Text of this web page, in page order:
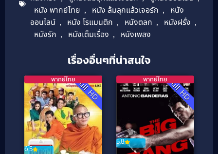
หนัง พากย์ไทย , หนัง ล้มลุกแล้วเจอรัก ,
หนัง
ออนไลน์ , หนัง โรแมนติก , หนังตลก , หนังฝรั่ง ,
หนังรัก , หนังเต็มเรื่อง , หนังเพลง
เรื่องอื่นๆที่น่าสนใจ
Full HD
6.5
พากย์ไทย Full HD
5.8
พากย์ไทย